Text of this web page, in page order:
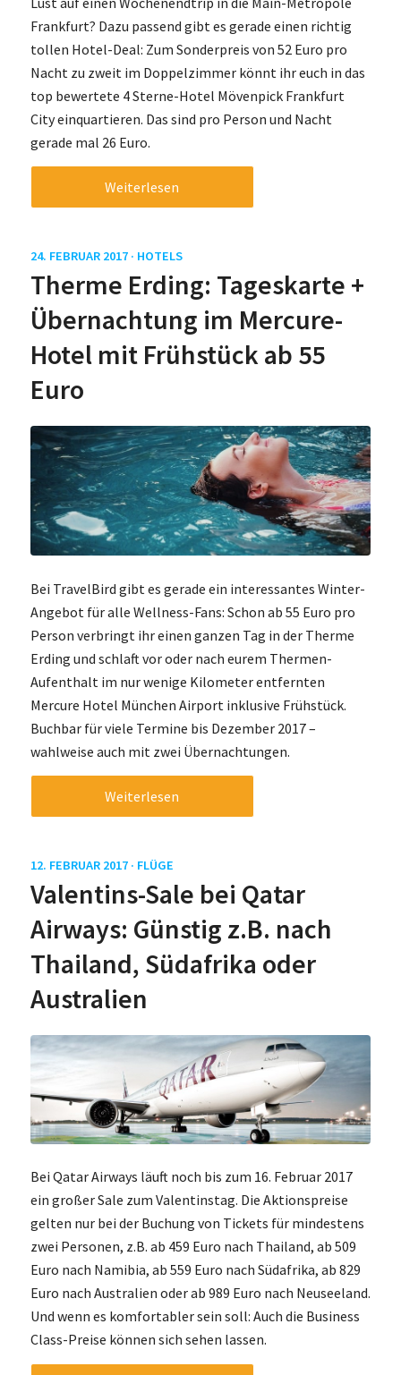
Frankfurt? Dazu passend gibt es gerade einen richtig
tollen Hotel-Deal: Zum Sonderpreis von 52 Euro pro
Nacht zu zweit im Doppelzimmer könnt ihr euch in das
top bewertete 4 Sterne-Hotel Mövenpick Frankfurt
City einquartieren. Das sind pro Person und Nacht
gerade mal 26 Euro.
Weiterlesen
24. FEBRUAR 2017 · HOTELS
Therme Erding: Tageskarte +
Übernachtung im Mercure-
Hotel mit Frühstück ab 55
Euro
Bei TravelBird gibt es gerade ein interessantes Winter-
Angebot für alle Wellness-Fans: Schon ab 55 Euro pro
Person verbringt ihr einen ganzen Tag in der Therme
Erding und schlaft vor oder nach eurem Thermen-
Aufenthalt im nur wenige Kilometer entfernten
Mercure Hotel München Airport inklusive Frühstück.
Buchbar für viele Termine bis Dezember 2017 –
wahlweise auch mit zwei Übernachtungen.
Weiterlesen
12. FEBRUAR 2017 · FLÜGE
Valentins-Sale bei Qatar
Airways: Günstig z.B. nach
Thailand, Südafrika oder
Australien
Bei Qatar Airways läuft noch bis zum 16. Februar 2017
ein großer Sale zum Valentinstag. Die Aktionspreise
gelten nur bei der Buchung von Tickets für mindestens
zwei Personen, z.B. ab 459 Euro nach Thailand, ab 509
Euro nach Namibia, ab 559 Euro nach Südafrika, ab 829
Euro nach Australien oder ab 989 Euro nach Neuseeland.
Und wenn es komfortabler sein soll: Auch die Business
Class-Preise können sich sehen lassen.